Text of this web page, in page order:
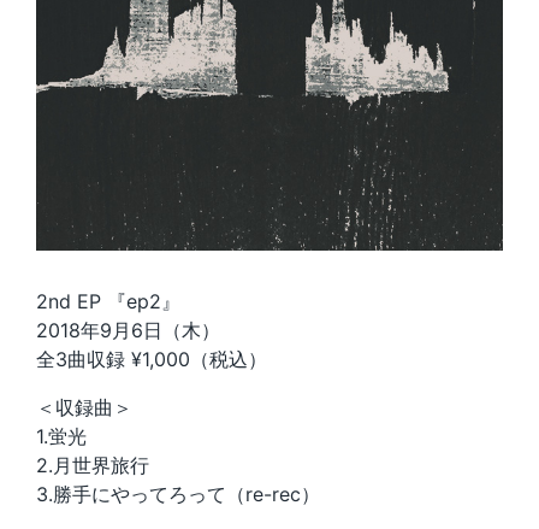
2nd EP 『ep2』
2018年9月6日（木）
全3曲収録 ¥1,000（税込）
＜収録曲＞
1.蛍光
2.月世界旅行
3.勝手にやってろって（re-rec）